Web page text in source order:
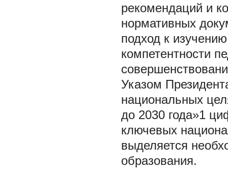
рекомендаций и
нормативных
подход к
компетентности
Указом
национальных
до 2030 года»1
ключевых
выделяется
образования.